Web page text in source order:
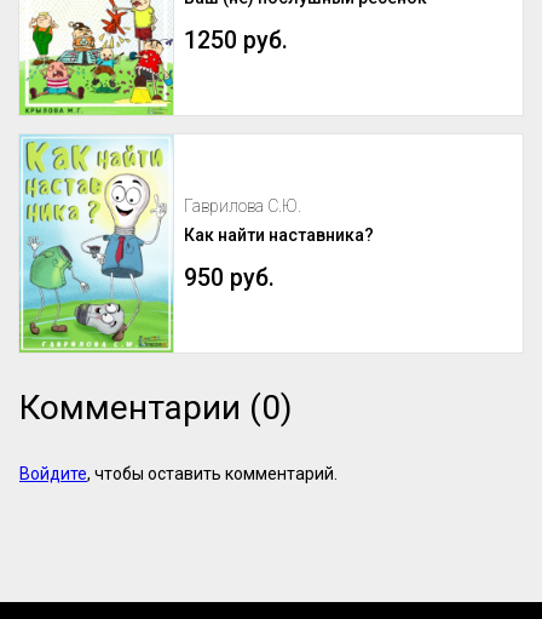
программы. Если организаторы вложили
силы в качественный курс, они
обязательно напишут об этом конкретно.
1250 руб.
Гаврилова С.Ю.
Как найти наставника?
950 руб.
Комментарии (0)
Войдите, чтобы оставить комментарий.